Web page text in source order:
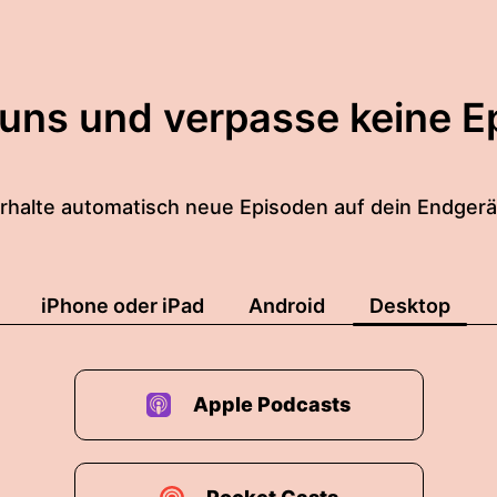
und verpasse keine
automatisch neue Episoden auf dein
iPhone oder iPad Android Desktop
Apple Podcasts